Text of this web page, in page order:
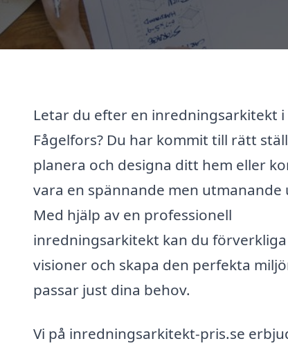
Letar du efter en inredningsarkitekt i
Fågelfors? Du har kommit till rätt
planera och designa ditt hem eller
vara en spännande men utmanande
Med hjälp av en professionell
inredningsarkitekt kan du
visioner och skapa den perfekta
passar just dina behov.
Vi på inredningsarkitekt-pris.se